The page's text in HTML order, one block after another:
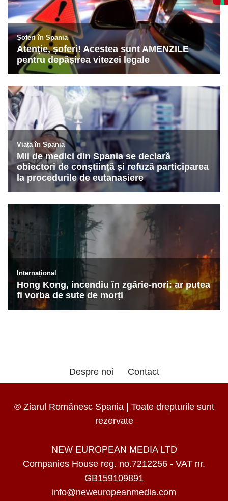
Despre noi Contact
© Ziarul Românesc Spania | Toate drepturile sunt
rezervate
NEW EUROPEAN MEDIA LTD
Companies House reg. no.7212256 - VAT nr.
GB159109891
info@neweuropeanmedia.com